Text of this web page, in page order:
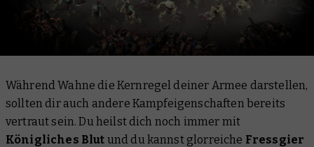
Während Wahne die Kernregel deiner Armee darstellen,
sollten dir auch andere Kampfeigenschaften bereits
vertraut sein. Du heilst dich noch immer mit
Königliches Blut und du kannst glorreiche Fressgier